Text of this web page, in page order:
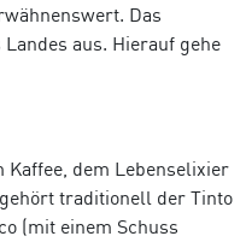
Das
aus. Hierauf gehe
Kaffee, dem Lebenselixier
traditionell derTinto
(mit einem Schuss